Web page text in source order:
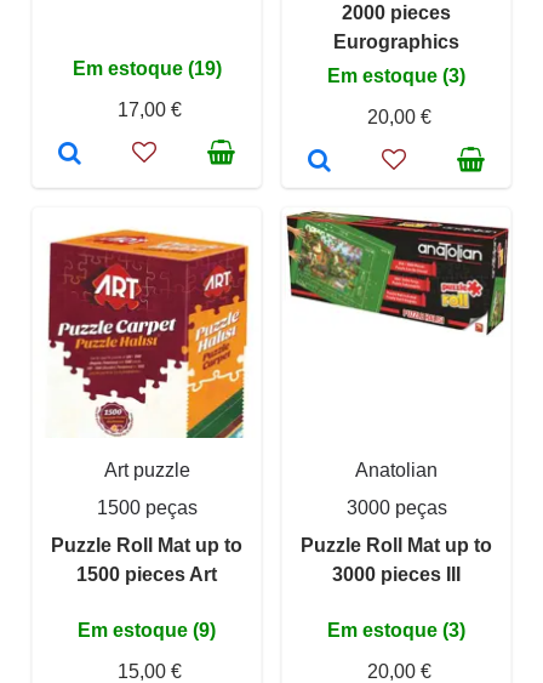
Em estoque (19)
17,00 €
2000 pieces
Eurographics
Em estoque (3)
20,00 €
Art puzzle
1500 peças
Puzzle Roll Mat up to
1500 pieces Art
Em estoque (9)
15,00 €
Anatolian
3000 peças
Puzzle Roll Mat up to
3000 pieces III
Em estoque (3)
20,00 €